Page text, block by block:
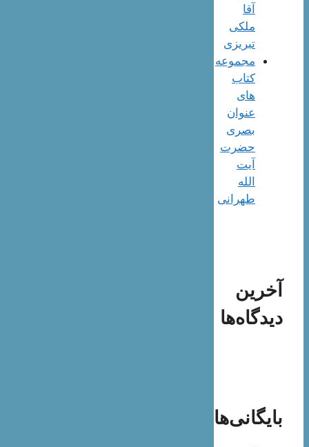
آقا
ملکی
تبریزی
مجموعه
کتاب
های
عنوان
بصری
حضرت
آیت
الله
طهرانی
آخرین
دیدگاه‌ها
بایگانی‌ها